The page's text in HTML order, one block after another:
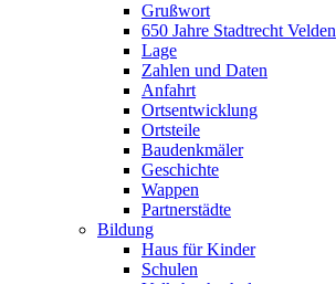
Grußwort
650 Jahre Stadtrecht Velden
Lage
Zahlen und Daten
Anfahrt
Ortsentwicklung
Ortsteile
Baudenkmäler
Geschichte
Wappen
Partnerstädte
Bildung
Haus für Kinder
Schulen